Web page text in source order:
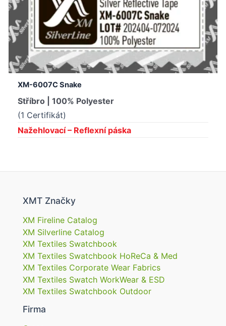
XM-6007C Snake
Stříbro | 100% Polyester
(1 Certifikát)
Nažehlovací – Reflexní páska
XMT Značky
XM Fireline Catalog
XM Silverline Catalog
XM Textiles Swatchbook
XM Textiles Swatchbook HoReCa & Med
XM Textiles Corporate Wear Fabrics
XM Textiles Swatch WorkWear & ESD
XM Textiles Swatchbook Outdoor
Firma